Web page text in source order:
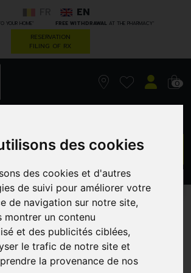
des cookies
des cookies et d'autres
de suivi pour améliorer votre
de navigation sur notre site,
montrer un contenu
et des publicités ciblées,
le trafic de notre site et
la provenance de nos
YOUR HOME* FREE WITHDRAWAL AT THE PHARMACY*
EN
RESERVATION
FILING OF RX
0
PROMOS
creme a/age
vis.-yeux